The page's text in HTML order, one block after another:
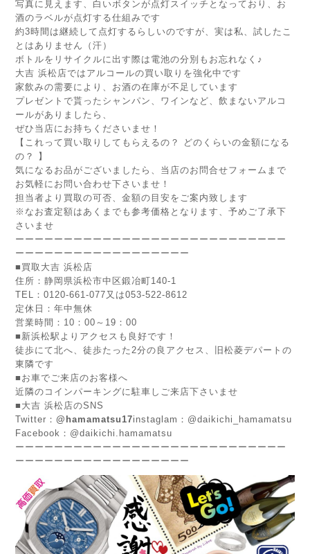
写真に見えます、白いボタンが点灯スイッチとなっており、お
酒のラベルが点灯する仕組みです
約3時間は継続して点灯するらしいのですが、実は私、試したこ
とはありません（汗）
ボトルをリサイクルに出す際は電池の分別もお忘れなく♪
大吉 浜松店ではアルコールの買い取りを強化中です
家飲みの需要により、お酒の在庫が不足しています
プレゼントで貰ったシャンパン、ワインなど、飲まないアルコ
ールがありましたら、
ぜひ当店にお持ちくださいませ！
【これって買い取りしてもらえるの？ どのくらいの金額になる
の？ 】
気になるお品がございましたら、当店のお問合せフォーム まで
お気軽にお問い合わせ下さいませ！
担当者より買取の可否、金額の目安をご案内致します
※なお査定額はあくまでも参考価格となります、予めご了承下
さいませ
ーーーーーーーーーーーーーーーーーーーーーーーーーーーー
ーーーーーーーーーーーーーーーーーー
■ 買取大吉 浜松店
住所：静岡県浜松市中区鍛冶町140-1
TEL：0120-661-077又は053-522-8612
定休日：年中無休
営業時間：10：00～19：00
■新浜松駅よりアクセスも良好です！
徒歩にて北へ、徒歩たった2分の良アクセス、旧松菱デパートの
東隣です
■お車でご来店のお客様へ
近隣のコインパーキングに駐車しご来店下さいませ
■大吉 浜松店のSNS
Twitter：@hamamatsu17instaglam：@daikichi_hamamatsu
Facebook：@daikichi.hamamatsu
ーーーーーーーーーーーーーーーーーーーーーーーーーーーー
ーーーーーーーーーーーーーーーーーー